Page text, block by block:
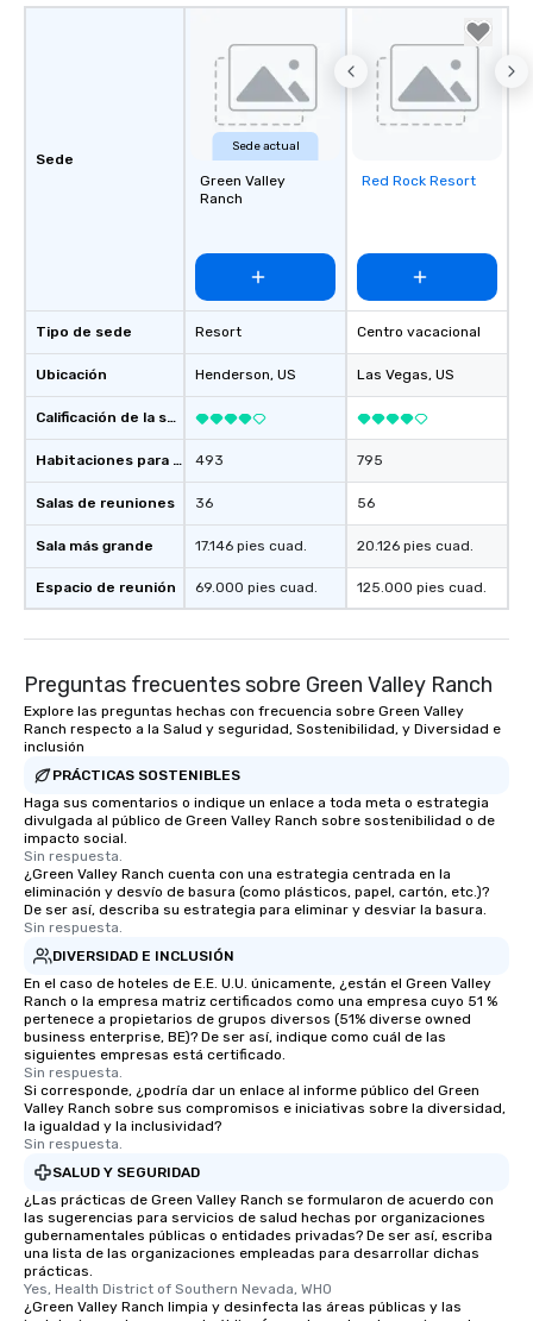
Sede
Tipo de sede
Ubicación
Calificación de la sede
Habitaciones para huéspedes
Salas de reuniones
Sala más grande
Espacio de reunión
Sede actual
Green Valley
Ranch
Resort
Henderson, US
493
36
17.146 pies cuad.
69.000 pies cuad.
Removed from
Red Rock Resort
Centro vacacional
Las Vegas, US
795
56
20.126 pies cuad.
125.000 pies cuad.
Preguntas frecuentes sobre Green Valley Ranch
Explore las preguntas hechas con frecuencia sobre Green Valley
Ranch respecto a la Salud y seguridad, Sostenibilidad, y Diversidad e
inclusión
PRÁCTICAS SOSTENIBLES
Haga sus comentarios o indique un enlace a toda meta o estrategia
divulgada al público de Green Valley Ranch sobre sostenibilidad o de
impacto social.
Sin respuesta.
¿Green Valley Ranch cuenta con una estrategia centrada en la
eliminación y desvío de basura (como plásticos, papel, cartón, etc.)?
De ser así, describa su estrategia para eliminar y desviar la basura.
Sin respuesta.
DIVERSIDAD E INCLUSIÓN
En el caso de hoteles de E.E. U.U. únicamente, ¿están el Green Valley
Ranch o la empresa matriz certificados como una empresa cuyo 51 %
pertenece a propietarios de grupos diversos (51% diverse owned
business enterprise, BE)? De ser así, indique como cuál de las
siguientes empresas está certificado.
Sin respuesta.
Si corresponde, ¿podría dar un enlace al informe público del Green
Valley Ranch sobre sus compromisos e iniciativas sobre la diversidad,
la igualdad y la inclusividad?
Sin respuesta.
SALUD Y SEGURIDAD
¿Las prácticas de Green Valley Ranch se formularon de acuerdo con
las sugerencias para servicios de salud hechas por organizaciones
gubernamentales públicas o entidades privadas? De ser así, escriba
una lista de las organizaciones empleadas para desarrollar dichas
prácticas.
Yes, Health District of Southern Nevada, WHO
¿Green Valley Ranch limpia y desinfecta las áreas públicas y las